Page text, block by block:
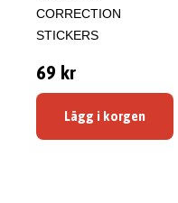
CORRECTION
STICKERS
69 kr
Lägg i korgen